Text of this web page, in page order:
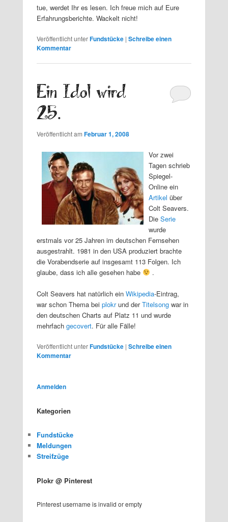
tue, werdet Ihr es lesen. Ich freue mich auf Eure
Erfahrungsberichte. Wackelt nicht!
Veröffentlicht unterFundstücke |Schreibe einen
Kommentar
Ein Idol wird
25.
Veröffentlicht amFebruar 1, 2008
Vor zwei
Tagen schrieb
Spiegel-
Online ein
Artikel über
Colt Seavers.
DieSerie
wurde
erstmals vor 25 Jahren im deutschen Fernsehen
ausgestrahlt. 1981 in den USA produziert brachte
die Vorabendserie auf insgesamt 113 Folgen. Ich
glaube, dass ich alle gesehen habe
.
Colt Seavers hat natürlich einWikipedia-Eintrag,
war schon Thema beiplokrund derTitelsong war in
den deutschen Charts auf Platz 11 und wurde
mehrfachgecovert. Für alle Fälle!
Veröffentlicht unterFundstücke |Schreibe einen
Kommentar
Anmelden
Kategorien
Fundstücke
Meldungen
Streifzüge
Plokr @ Pinterest
Pinterest username is invalid or empty